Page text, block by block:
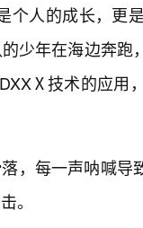
个人的成长，更
少年在海边奔
技术的应用
，每一声呐喊导
。